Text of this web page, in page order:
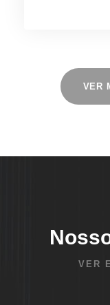
VER
VER